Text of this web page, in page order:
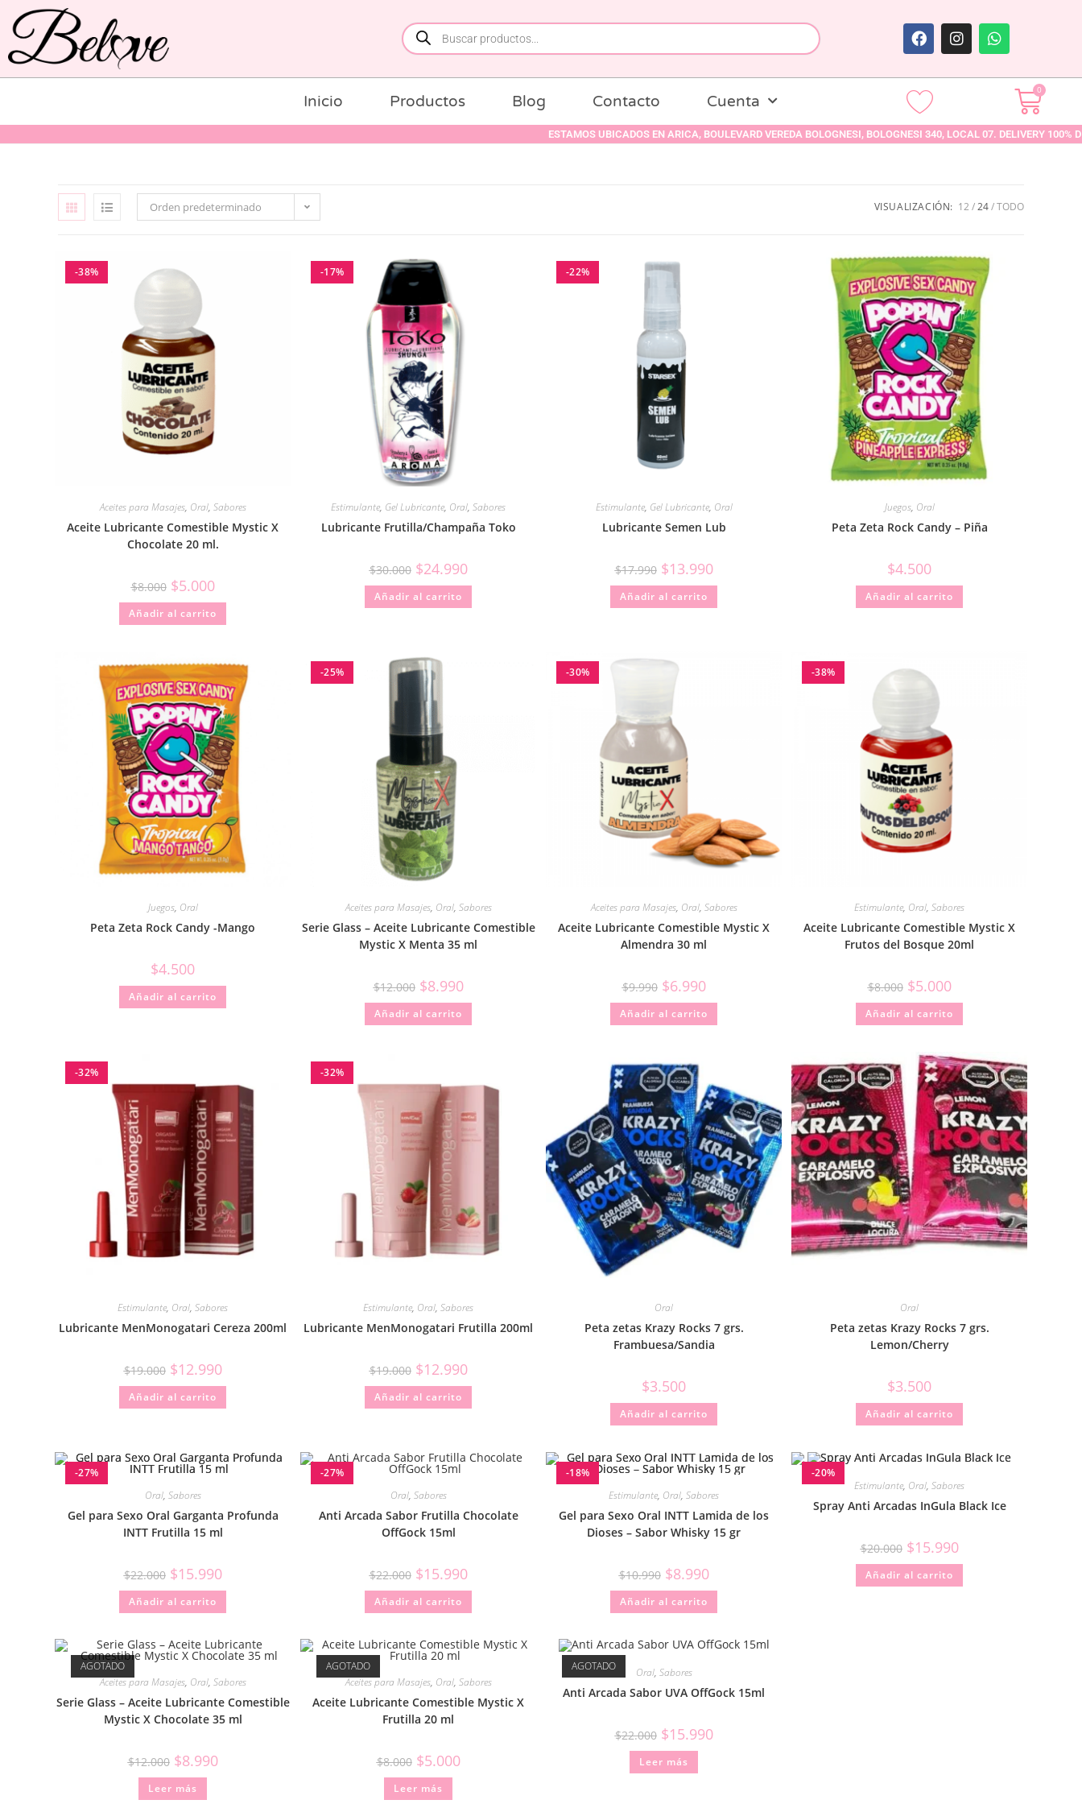
Inicio Productos Blog Contacto Cuenta
0
ESTAMOS UBICADOS EN ARICA, BOULEVARD VEREDA BOLOGNESI, BOLOGNESI 340, LOCAL 07. DELIVERY 100% DISCRETO
Orden predeterminado VISUALIZACIÓN: 12 24 TODO
-38%
Aceites para Masajes, Oral, Sabores
Aceite Lubricante Comestible Mystic X
Chocolate 20 ml.
$8.000 $5.000
Añadir al carrito
-17%
Estimulante, Gel Lubricante, Oral, Sabores
Lubricante Frutilla/Champaña Toko
$30.000 $24.990
Añadir al carrito
-22%
Estimulante, Gel Lubricante, Oral
Lubricante Semen Lub
$17.990 $13.990
Añadir al carrito
Juegos, Oral
Peta Zeta Rock Candy – Piña
$4.500
Añadir al carrito
Juegos, Oral
Peta Zeta Rock Candy -Mango
$4.500
Añadir al carrito
-25%
Aceites para Masajes, Oral, Sabores
Serie Glass – Aceite Lubricante Comestible
Mystic X Menta 35 ml
$12.000 $8.990
Añadir al carrito
-30%
Aceites para Masajes, Oral, Sabores
Aceite Lubricante Comestible Mystic X
Almendra 30 ml
$9.990 $6.990
Añadir al carrito
-38%
Estimulante, Oral, Sabores
Aceite Lubricante Comestible Mystic X
Frutos del Bosque 20ml
$8.000 $5.000
Añadir al carrito
-32%
Estimulante, Oral, Sabores
Lubricante MenMonogatari Cereza 200ml
$19.000 $12.990
Añadir al carrito
-32%
Estimulante, Oral, Sabores
Lubricante MenMonogatari Frutilla 200ml
$19.000 $12.990
Añadir al carrito
Oral
Peta zetas Krazy Rocks 7 grs.
Frambuesa/Sandia
$3.500
Añadir al carrito
Oral
Peta zetas Krazy Rocks 7 grs.
Lemon/Cherry
$3.500
Añadir al carrito
-27%
Oral, Sabores
Gel para Sexo Oral Garganta Profunda
INTT Frutilla 15 ml
$22.000 $15.990
Añadir al carrito
-27%
Oral, Sabores
Anti Arcada Sabor Frutilla Chocolate
OffGock 15ml
$22.000 $15.990
Añadir al carrito
-18%
Estimulante, Oral, Sabores
Gel para Sexo Oral INTT Lamida de los
Dioses – Sabor Whisky 15 gr
$10.990 $8.990
Añadir al carrito
-20%
Estimulante, Oral, Sabores
Spray Anti Arcadas InGula Black Ice
$20.000 $15.990
Añadir al carrito
AGOTADO
Aceites para Masajes, Oral, Sabores
Serie Glass – Aceite Lubricante Comestible
Mystic X Chocolate 35 ml
$12.000 $8.990
Leer más
AGOTADO
Aceites para Masajes, Oral, Sabores
Aceite Lubricante Comestible Mystic X
Frutilla 20 ml
$8.000 $5.000
Leer más
AGOTADO Oral, Sabores
Anti Arcada Sabor UVA OffGock 15ml
$22.000 $15.990
Leer más